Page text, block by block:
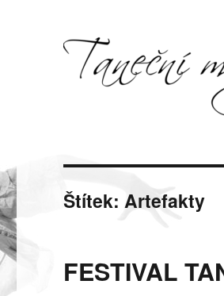
Štítek:Artefakty
FESTIVAL